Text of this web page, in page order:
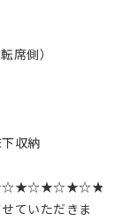
席側）
収納
ていただきま